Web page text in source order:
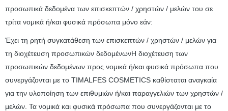
προσωπικά δεδομένα των επισκεπτών / χρηστών / μελών του σε
τρίτα νομικά ή/και φυσικά πρόσωπα μόνο εάν:
Έχει τη ρητή συγκατάθεση των επισκεπτών / χρηστών / μελών για
τη διοχέτευση προσωπικών δεδομένωνΗ διοχέτευση των
προσωπικών δεδομένων προς νομικά ή/και φυσικά πρόσωπα που
συνεργάζονται με το TIMALFES COSMETICS καθίσταται αναγκαία
για την υλοποίηση των επιθυμιών ή/και παραγγελιών των χρηστών /
μελών. Τα νομικά και φυσικά πρόσωπα που συνεργάζονται με το